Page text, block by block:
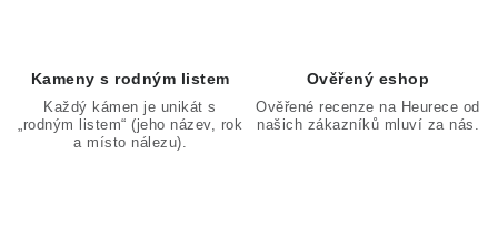
Kameny s rodným listem
Každý kámen je unikát s
„rodným listem“ (jeho název, rok
a místo nálezu).
Ověřený eshop
Ověřené recenze na Heurece od
našich zákazníků mluví za nás.